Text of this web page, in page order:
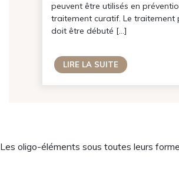
peuvent être utilisés en
traitement curatif. Le traitement
doit être débuté […]
LIRE LA SUITE
Les oligo-éléments sous toutes leurs